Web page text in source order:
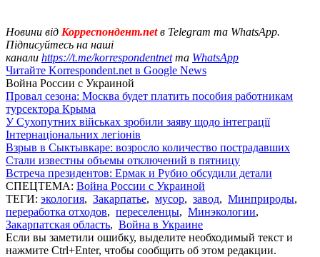
Новини від Корреспондент.netв Telegram та WhatsApp.
Підписуйтесь на наші
канали https://t.me/korrespondentnetта WhatsApp
Читайте Korrespondent.net в Google News
Война России с Украиной
Провал сезона: Москва будет платить пособия работникам
турсектора Крыма
У Сухопутних військах зробили заяву щодо інтеграції
Інтернаціональних легіонів
Взрыв в Сыктывкаре: возросло количество пострадавших
Стали известны объемы отключений в пятницу
Встреча президентов: Ермак и Рубио обсудили детали
СПЕЦТЕМА: Война России с Украиной
ТЕГИ: экология, Закарпатье, мусор, завод, Минприроды,
переработка отходов, переселенцы, Минэкологии,
Закарпатская область, Война в Украине
Если вы заметили ошибку, выделите необходимый текст и
нажмите Ctrl+Enter, чтобы сообщить об этом редакции.